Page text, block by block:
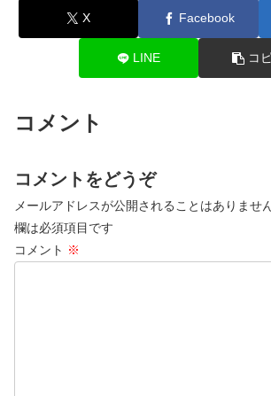
X Facebook
LINE コ
コメント
コメントをどうぞ
メールアドレスが公開されることはありません
欄は必須項目です
コメント ※